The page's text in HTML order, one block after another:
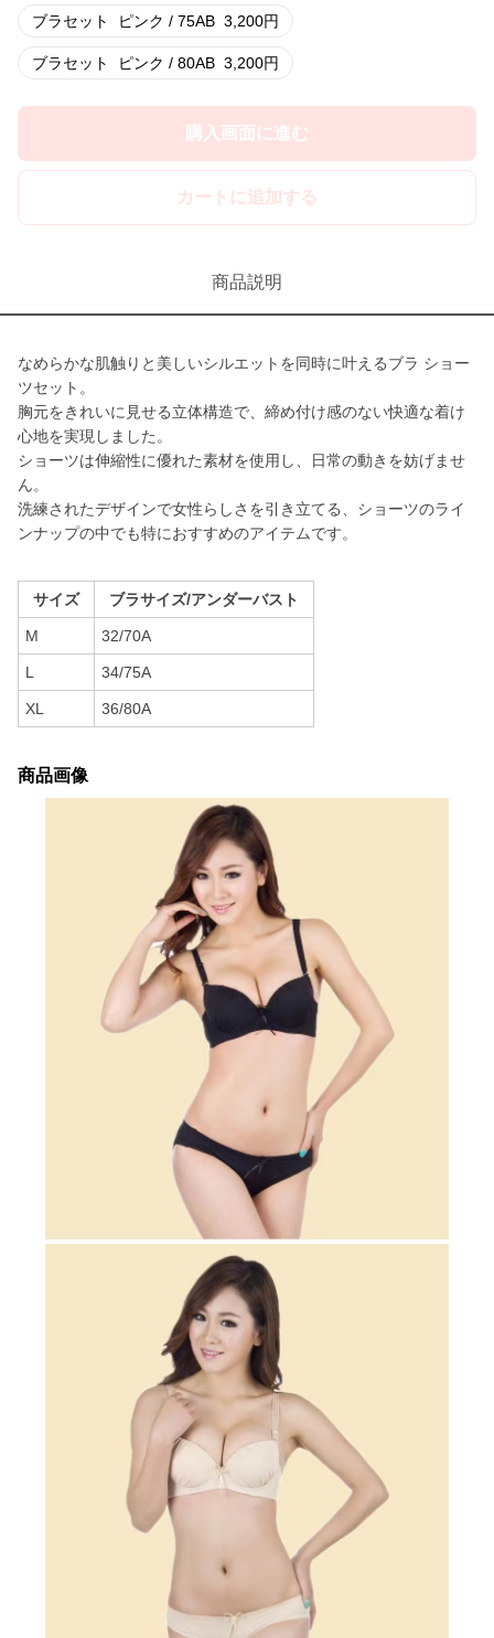
ブラセット ピンク / 75AB 3,200円
ブラセット ピンク / 80AB 3,200円
購入画面に進む
カートに追加する
商品説明
なめらかな肌触りと美しいシルエットを同時に叶えるブラ ショー
ツセット。
胸元をきれいに見せる立体構造で、締め付け感のない快適な着け
心地を実現しました。
ショーツは伸縮性に優れた素材を使用し、日常の動きを妨げませ
ん。
洗練されたデザインで女性らしさを引き立てる、ショーツのライ
ンナップの中でも特におすすめのアイテムです。
サイズ ブラサイズ/アンダーバスト
M 32/70A
L 34/75A
XL 36/80A
商品画像